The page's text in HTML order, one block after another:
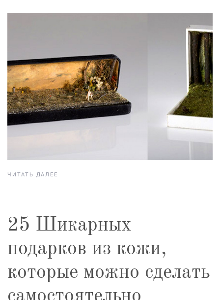
ЧИТАТЬ ДАЛЕЕ
25 Шикарных
подарков из кожи,
которые можно сделать